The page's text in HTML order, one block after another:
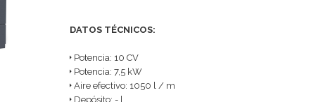
DATOS TÉCNICOS:
Potencia: 10 CV
Potencia: 7,5 kW
Aire efectivo: 1050 l / m
Depósito: - l